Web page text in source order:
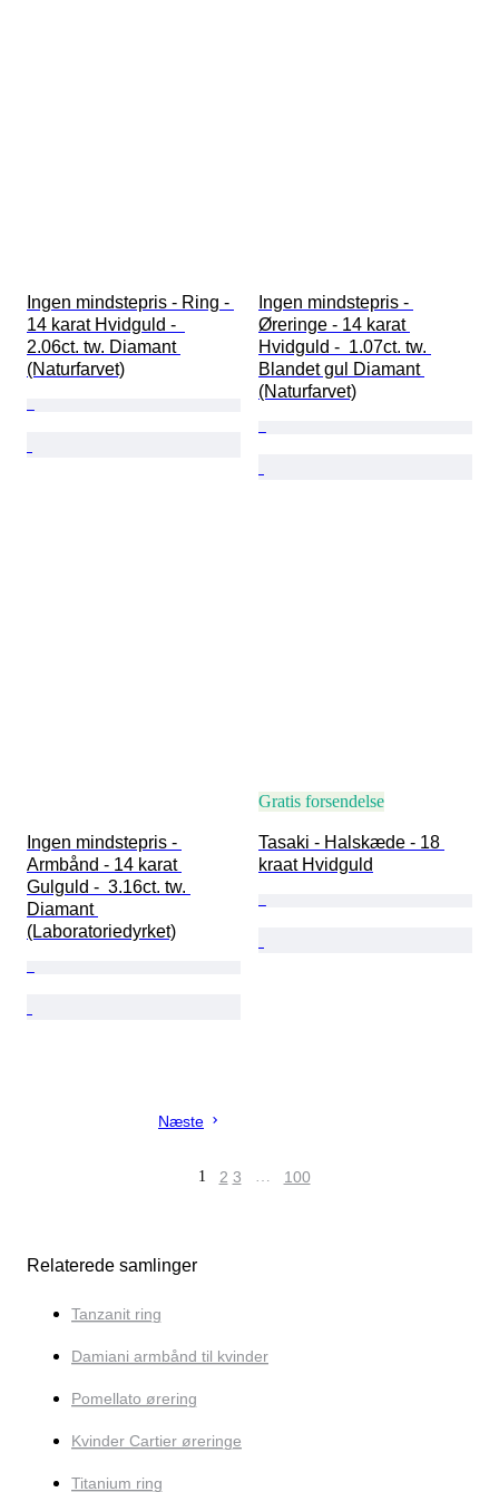
Ingen mindstepris - Ring -
14 karat Hvidguld -
2.06ct. tw. Diamant
(Naturfarvet)
Ingen mindstepris -
Øreringe - 14 karat
Hvidguld -  1.07ct. tw.
Blandet gul Diamant
(Naturfarvet)
Ingen mindstepris -
Armbånd - 14 karat
Gulguld -  3.16ct. tw.
Diamant
(Laboratoriedyrket)
Gratis forsendelse
Tasaki - Halskæde - 18
kraat Hvidguld
Næste
1 2 3 … 100
Relaterede samlinger
Tanzanit ring
Damiani armbånd til kvinder
Pomellato ørering
Kvinder Cartier øreringe
Titanium ring